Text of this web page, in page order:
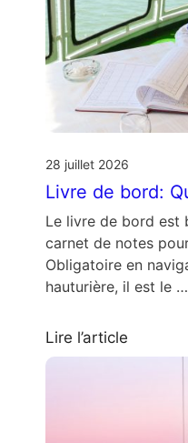
28 juillet 2026
Livre de bord:
Le livre de bord est
carnet de notes
Obligatoire en
hauturière, il est le …
Lire l’article